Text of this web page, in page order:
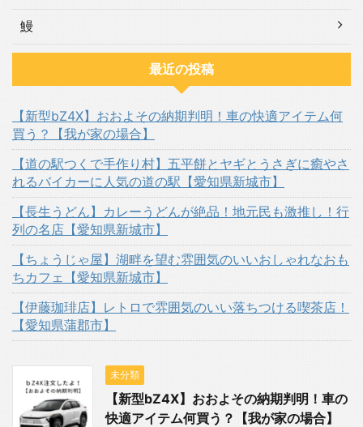
鰻
最近の投稿
【新型bZ4X】おおよその納期判明！車の快適アイテム何
買う？【我が家の場合】
【道の駅つくで手作り村】五平餅とヤギとうさぎに癒やさ
れるバイカーに人気の道の駅【愛知県新城市】
【長生うどん】カレーうどんが絶品！地元民も激推し！行
列の名店【愛知県新城市】
【ちょうじゃ屋】湖畔を望む雰囲気のいいおしゃれなおも
ちカフェ【愛知県新城市】
【伊藤珈琲店】レトロで雰囲気のいい落ちつける喫茶店！
【愛知県蒲郡市】
未分類
【新型bZ4X】おおよその納期判明！車の
快適アイテム何買う？【我が家の場合】